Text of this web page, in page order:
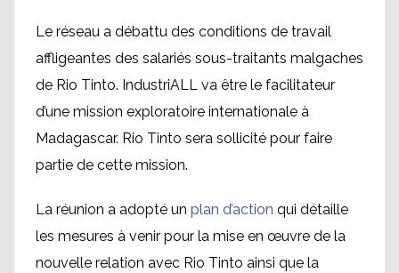
Le réseau a débattu des conditions de travail
affligeantes des salariés sous-traitants malgaches
de Rio Tinto. IndustriALL va être le facilitateur
d’une mission exploratoire internationale à
Madagascar. Rio Tinto sera sollicité pour faire
partie de cette mission.
La réunion a adopté un plan d’action qui détaille
les mesures à venir pour la mise en œuvre de la
nouvelle relation avec Rio Tinto ainsi que la